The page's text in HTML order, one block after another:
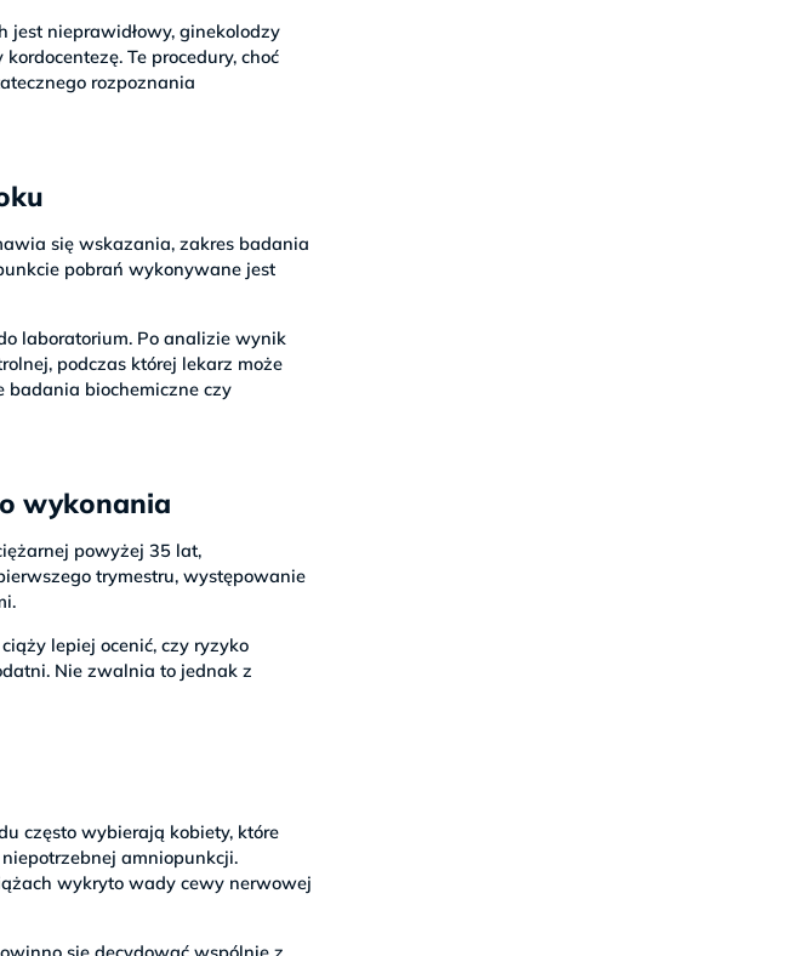
nieprawidłowy, ginekolodzy
Te procedury, choć
rozpoznania
się wskazania, zakres badania
pobrań wykonywane jest
laboratorium. Po analizie wynik
podczas której lekarz może
badania biochemiczne czy
wykonania
powyżej 35 lat,
trymestru, występowanie
lepiej ocenić, czy ryzyko
Nie zwalnia to jednak z
często wybierają kobiety, które
amniopunkcji.
wykryto wady cewy nerwowej